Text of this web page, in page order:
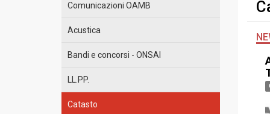
Comunicazioni OAMB
Acustica
Bandi e concorsi - ONSAI
LL.PP.
Catasto